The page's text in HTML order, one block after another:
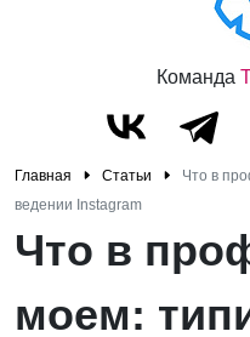
Команда
Главная Статьи
Что в
ведении Instagram
Что в
моем: